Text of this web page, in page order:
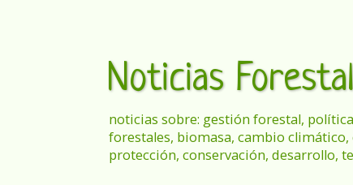
Noticias
noticias sobre: gestión forestal,
forestales, biomasa, cambio climático,
protección, conservación, desarrollo,